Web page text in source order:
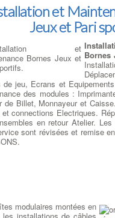
des écrans de
LCD et LED pour
portable, tablettes et
avec : Un grand
de références à
: plus de 73000
Une vaste connaissance
, Une expérience de
d'ordinateurs portables,
Les fabricants
plus qu'un seul type d'écran
d'ordinateur portable. En
d'écrans LCD publie de
mois et votre écran d'origine
ou bien ne plus être
et
Jeux et Pari
Bornes
de jeu, Ecrans et
des modules :
de Billet, Monnayeur et
et connections Electriques.
en retour Atelier.
sont révisées et remise
modulaires montées en